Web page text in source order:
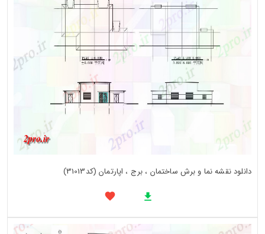
دانلود نقشه نما و برش ساختمان ، برج ، اپارتمان (کد31013)